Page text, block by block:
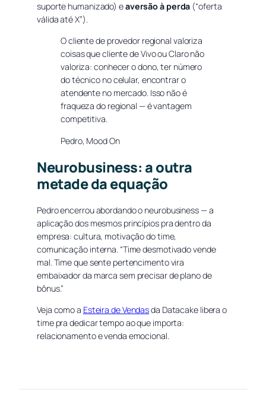
suporte humanizado) eaversão à perda (“oferta
válida até X”).
O cliente de provedor regional valoriza
coisas que cliente de Vivo ou Claro não
valoriza: conhecer o dono, ter número
do técnico no celular, encontrar o
atendente no mercado. Isso não é
fraqueza do regional — é vantagem
competitiva.
Pedro, Mood On
Neurobusiness: a outra
metade da equação
Pedro encerrou abordando o neurobusiness — a
aplicação dos mesmos princípios pra dentro da
empresa: cultura, motivação do time,
comunicação interna. “Time desmotivado vende
mal. Time que sente pertencimento vira
embaixador da marca sem precisar de plano de
bônus.”
Veja como a Esteira de Vendasda Datacake libera o
time pra dedicar tempo ao que importa:
relacionamento e venda emocional.